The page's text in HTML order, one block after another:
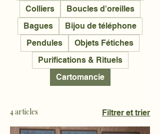
Colliers
Boucles d'oreilles
Bagues
Bijou de téléphone
Pendules
Objets Fétiches
Purifications & Rituels
Cartomancie
4 articles Filtrer et trier